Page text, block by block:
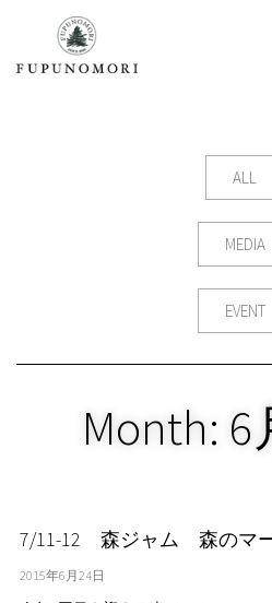
ALL
MEDIA
EVENT
Month: 6
7/11-12 森ジャム 森のマ
2015年6月24日